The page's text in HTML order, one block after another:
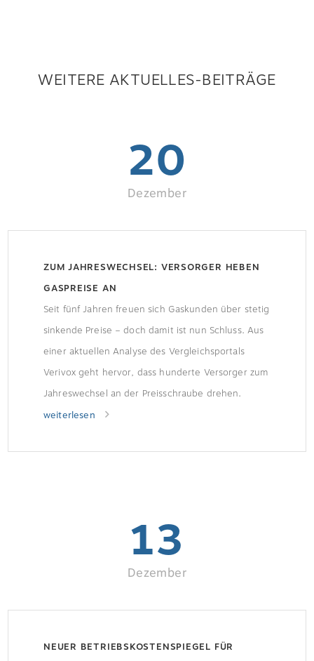
WEITERE AKTUELLES-BEITRÄGE
20
Dezember
ZUM JAHRESWECHSEL: VERSORGER HEBEN
GASPREISE AN
Seit fünf Jahren freuen sich Gaskunden über stetig
sinkende Preise – doch damit ist nun Schluss. Aus
einer aktuellen Analyse des Vergleichsportals
Verivox geht hervor, dass hunderte Versorger zum
Jahreswechsel an der Preisschraube drehen.
Erhöhung betrifft fast alle BundesländerLaut
Preiserhöhungen in Höhe von durchschnittlich 7,7
weiterlesen
13
Dezember
NEUER BETRIEBSKOSTENSPIEGEL FÜR